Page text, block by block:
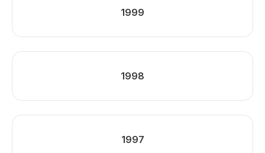
1999
1998
1997